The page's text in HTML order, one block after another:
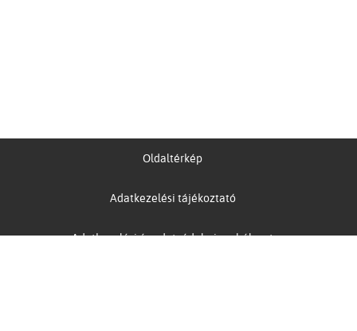
Oldaltérkép
Adatkezelési tájékoztató
Adatkezelési és adatvédelmi szabályzat